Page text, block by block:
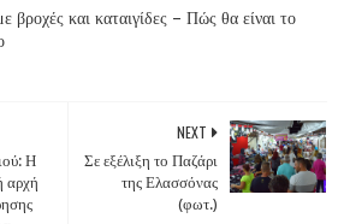
βροχές και καταιγίδες – Πώς θα είναι το
NEXT
Σε εξέλιξη το Παζάρι
της Ελασσόνας
(φωτ.)
Η
αρχή